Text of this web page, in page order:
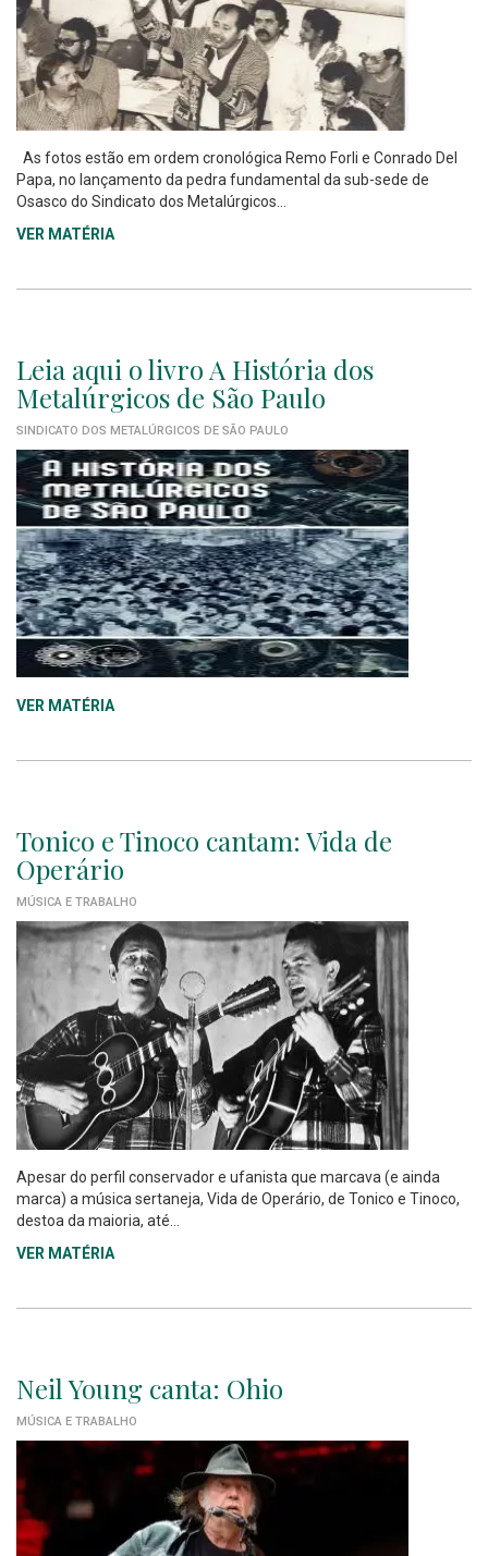
As fotos estão em ordem cronológica Remo Forli e Conrado Del
Papa, no lançamento da pedra fundamental da sub-sede de
Osasco do Sindicato dos Metalúrgicos...
VER MATÉRIA
Leia aqui o livro A História dos
Metalúrgicos de São Paulo
SINDICATO DOS METALÚRGICOS DE SÃO PAULO
VER MATÉRIA
Tonico e Tinoco cantam: Vida de
Operário
MÚSICA E TRABALHO
Apesar do perfil conservador e ufanista que marcava (e ainda
marca) a música sertaneja, Vida de Operário, de Tonico e Tinoco,
destoa da maioria, até...
VER MATÉRIA
Neil Young canta: Ohio
MÚSICA E TRABALHO